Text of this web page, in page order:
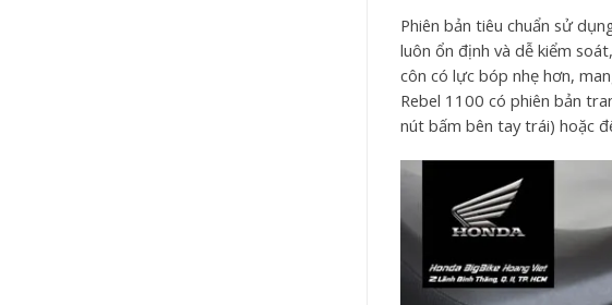
Phiên bản tiêu chuẩn sử
luôn ổn định và dễ kiểm
côn có lực bóp nhẹ hơn,
Rebel 1100 có phiên bản
nút bấm bên tay trái) hoặc